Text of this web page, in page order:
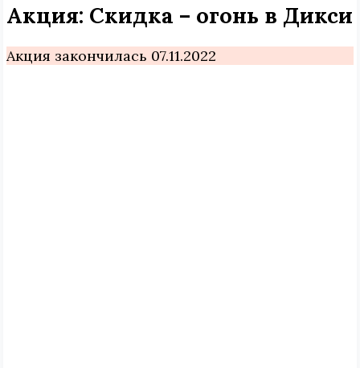
Акция: Скидка – огонь в Дикси
Акция закончилась 07.11.2022